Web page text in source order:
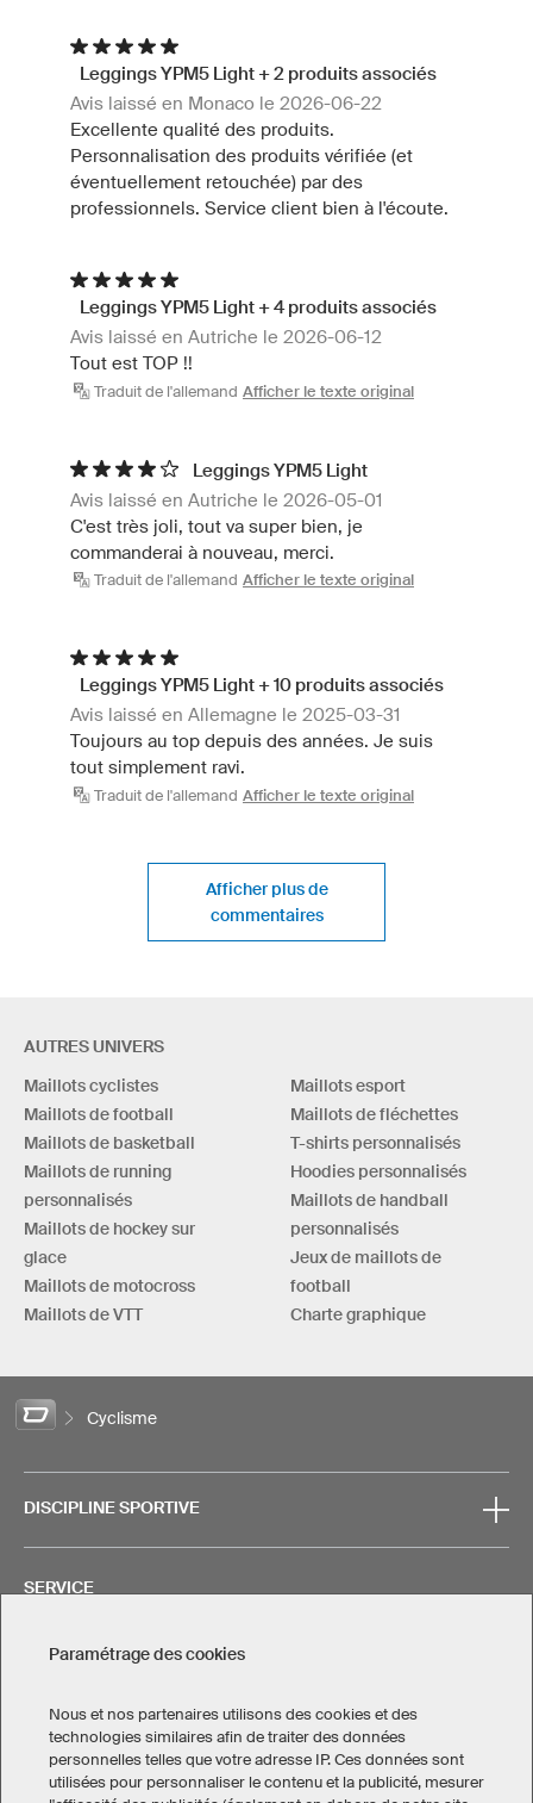
Leggings YPM5 Light + 2 produits associés
Avis laissé en Monaco le 2026-06-22
Excellente qualité des produits.
Personnalisation des produits vérifiée (et
éventuellement retouchée) par des
professionnels. Service client bien à l'écoute.
Leggings YPM5 Light + 4 produits associés
Avis laissé en Autriche le 2026-06-12
Tout est TOP !!
Traduit de l'allemand Afficher le texte original
Leggings YPM5 Light
Avis laissé en Autriche le 2026-05-01
C'est très joli, tout va super bien, je
commanderai à nouveau, merci.
Traduit de l'allemand Afficher le texte original
Leggings YPM5 Light + 10 produits associés
Avis laissé en Allemagne le 2025-03-31
Toujours au top depuis des années. Je suis
tout simplement ravi.
Traduit de l'allemand Afficher le texte original
Afficher plus de
commentaires
AUTRES UNIVERS
Maillots cyclistes
Maillots de football
Maillots de basketball
Maillots de running
personnalisés
Maillots de hockey sur
glace
Maillots de motocross
Maillots de VTT
Maillots esport
Maillots de fléchettes
T-shirts personnalisés
Hoodies personnalisés
Maillots de handball
personnalisés
Jeux de maillots de
football
Charte graphique
Cyclisme
DISCIPLINE SPORTIVE
SERVICE
Paramétrage des cookies
Nous et nos partenaires utilisons des cookies et des
technologies similaires afin de traiter des données
personnelles telles que votre adresse IP. Ces données sont
utilisées pour personnaliser le contenu et la publicité, mesurer